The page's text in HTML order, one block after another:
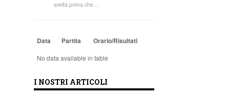
svelta prima che…
Data Partita Orario/Risultati
No data available in table
I NOSTRI ARTICOLI